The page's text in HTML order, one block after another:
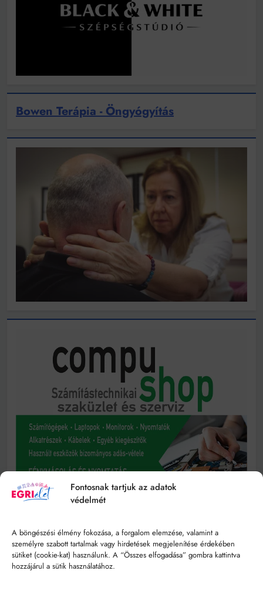
Fontosnak tartjuk az adatok
védelmét
A böngészési élmény fokozása, a forgalom elemzése, valamint a
személyre szabott tartalmak vagy hirdetések megjelenítése érdekében
sütiket (cookie-kat) használunk. A “Összes elfogadása” gombra kattintva
hozzájárul a sütik használatához.
Bowen Terápia - Öngyógyítás